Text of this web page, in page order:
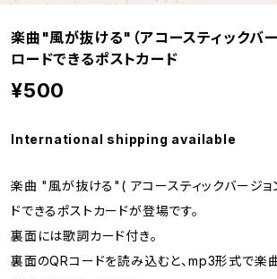
楽曲"風が抜ける"（アコースティックバ
ロードできるポストカード
¥500
International shipping available
楽曲 "風が抜ける"( アコースティックバージ
ドできるポストカードが登場です。
裏面には歌詞カード付き。
裏面のQRコードを読み込むと、mp3形式で楽